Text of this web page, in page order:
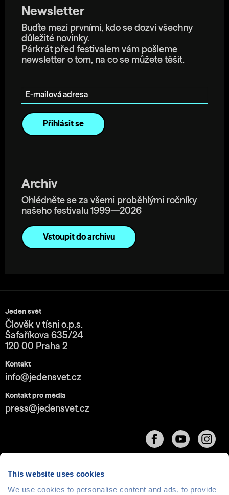
This website uses cookies
We use cookies to personalise content and ads, to provide
Newsletter
Buďte mezi prvními, kdo se dozví všechny
důležité novinky.
Párkrát před festivalem vám pošleme
newsletter o tom, na co se můžete těšit.
Archiv
Ohlédněte se za všemi proběhlými ročníky
našeho festivalu 1999—2026
Vstoupit do archivu
Jeden svět
Člověk v tísni o.p.s.
Šafaříkova 635/24
120 00 Praha 2
Kontakt
info@jedensvet.cz
Kontakt pro média
press@jedensvet.cz